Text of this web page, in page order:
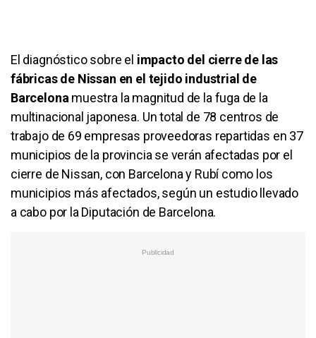
El diagnóstico sobre el impacto del cierre de las
fábricas de Nissan en el tejido industrial de
Barcelona muestra la magnitud de la fuga de la
multinacional japonesa. Un total de 78 centros de
trabajo de 69 empresas proveedoras repartidas en 37
municipios de la provincia se verán afectadas por el
cierre de Nissan, con Barcelona y Rubí como los
municipios más afectados, según un estudio llevado
a cabo por la Diputación de Barcelona.